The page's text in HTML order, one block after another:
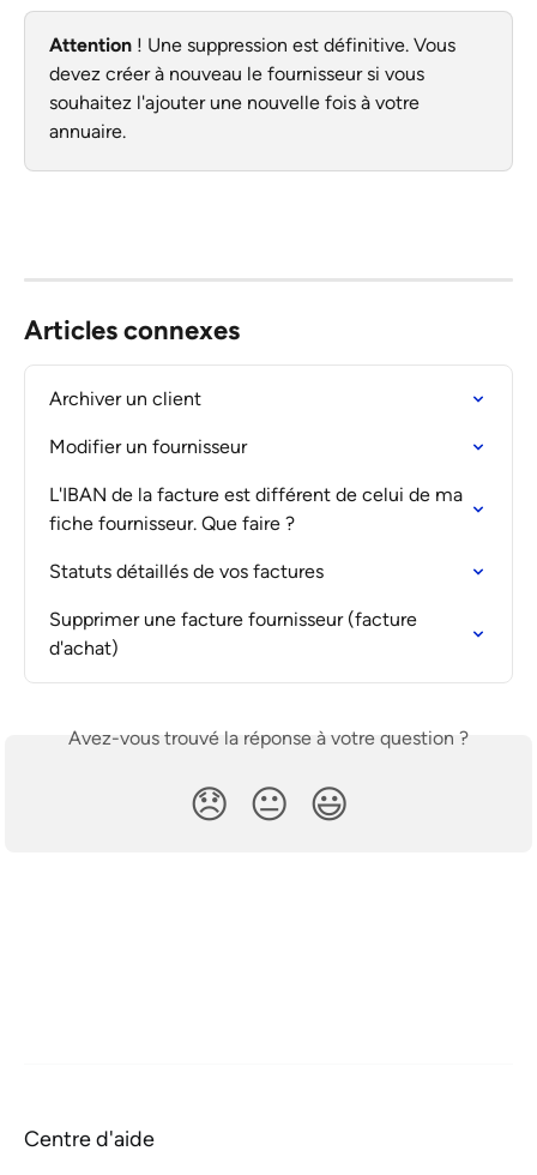
Attention ! Une suppression est définitive. Vous
devez créer à nouveau le fournisseur si vous
souhaitez l'ajouter une nouvelle fois à votre
annuaire.
Articles connexes
Archiver un client
Modifier un fournisseur
L'IBAN de la facture est différent de celui de ma
fiche fournisseur. Que faire ?
Statuts détaillés de vos factures
Supprimer une facture fournisseur (facture
d'achat)
Avez-vous trouvé la réponse à votre question ?
😞 😐 😃
Centre d'aide